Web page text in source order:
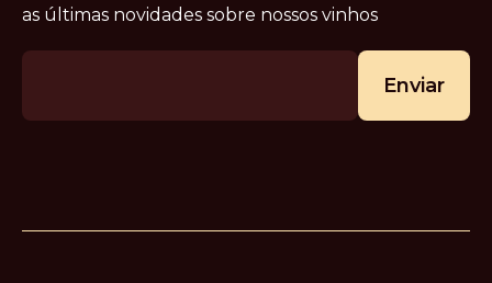
as últimas novidades sobre nossos vinhos